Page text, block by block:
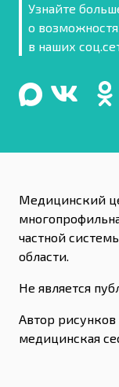
Узнайте
о
в наших
Медицинский
частной
области.
Не является
Автор рисунков
медицинская